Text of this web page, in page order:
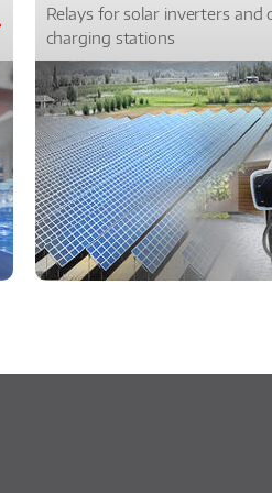
Relays for solar inverters and
charging stations